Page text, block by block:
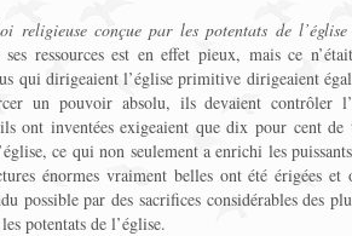
religieuse conçue par les potentats de
ses ressources est en effet pieux, mais ce
qui dirigeaient l’église primitive dirigeaient
un pouvoir absolu, ils devaient contrôler
ont inventées exigeaient que dix pour cent
ce qui non seulement a enrichi les
énormes vraiment belles ont été érigées et
possible par des sacrifices considérables des
potentats de l’église.